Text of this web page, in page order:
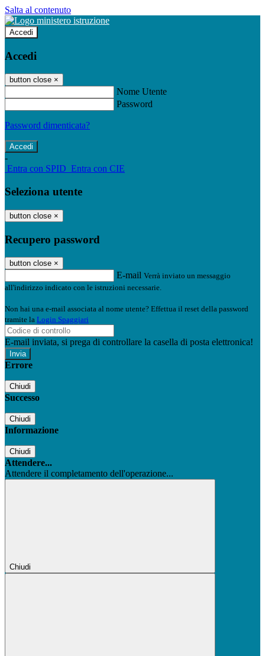
Salta al contenuto
Accedi
Accedi
button close ×
Nome Utente
Password
Password dimenticata?
-
Entra con SPID Entra con CIE
Seleziona utente
button close ×
Recupero password
button close ×
E-mail Verrà inviato un messaggio
all'indirizzo indicato con le istruzioni necessarie.
Non hai una e-mail associata al nome utente? Effettua il reset della password
tramite la Login Spaggiari
E-mail inviata, si prega di controllare la casella di posta elettronica!
Errore
Chiudi
Successo
Chiudi
Informazione
Chiudi
Attendere...
Attendere il completamento dell'operazione...
Chiudi